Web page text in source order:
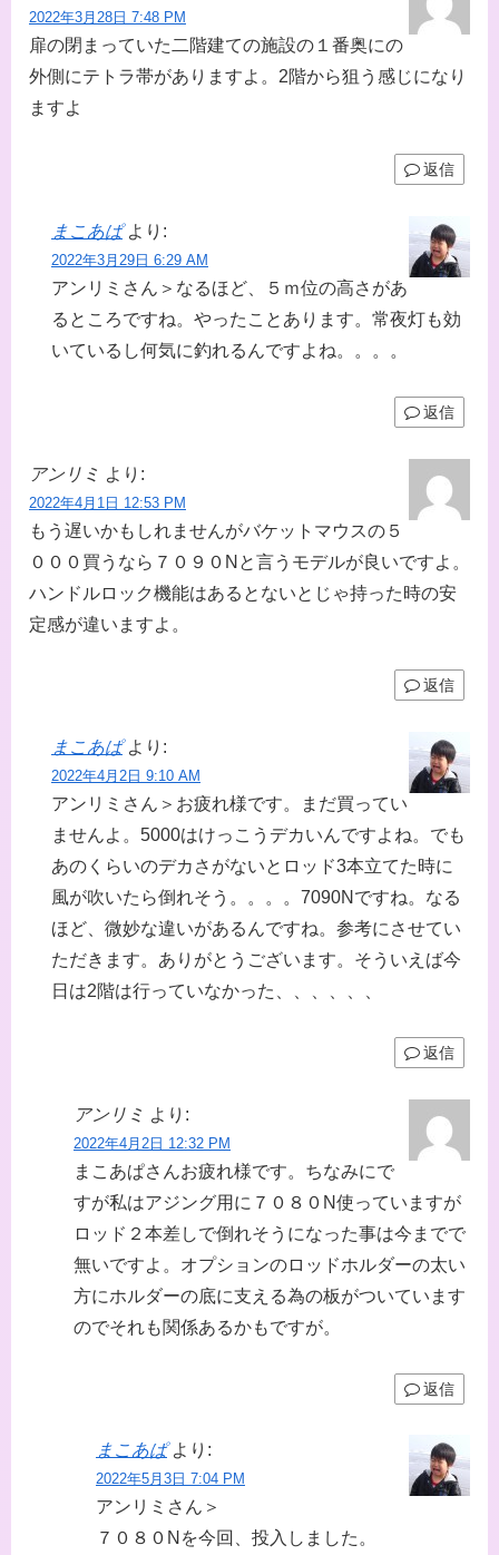
2022年3月28日 7:48 PM
扉の閉まっていた二階建ての施設の１番奥にの
外側にテトラ帯がありますよ。2階から狙う感じになり
ますよ
返信
まこあぱ より:
2022年3月29日 6:29 AM
アンリミさん＞なるほど、５ｍ位の高さがあ
るところですね。やったことあります。常夜灯も効
いているし何気に釣れるんですよね。。。。
返信
アンリミ より:
2022年4月1日 12:53 PM
もう遅いかもしれませんがバケットマウスの５
０００買うなら７０９０Nと言うモデルが良いですよ。
ハンドルロック機能はあるとないとじゃ持った時の安
定感が違いますよ。
返信
まこあぱ より:
2022年4月2日 9:10 AM
アンリミさん＞お疲れ様です。まだ買ってい
ませんよ。5000はけっこうデカいんですよね。でも
あのくらいのデカさがないとロッド3本立てた時に
風が吹いたら倒れそう。。。。7090Nですね。なる
ほど、微妙な違いがあるんですね。参考にさせてい
ただきます。ありがとうございます。そういえば今
日は2階は行っていなかった、、、、、、
返信
アンリミ より:
2022年4月2日 12:32 PM
まこあぱさんお疲れ様です。ちなみにで
すが私はアジング用に７０８０N使っていますが
ロッド２本差しで倒れそうになった事は今までで
無いですよ。オプションのロッドホルダーの太い
方にホルダーの底に支える為の板がついています
のでそれも関係あるかもですが。
返信
まこあぱ より:
2022年5月3日 7:04 PM
アンリミさん＞
７０８０Nを今回、投入しました。